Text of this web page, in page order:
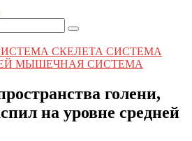
СКЕЛЕТА СИСТЕМА
МЫШЕЧНАЯ СИСТЕМА
голени,
на уровне средней